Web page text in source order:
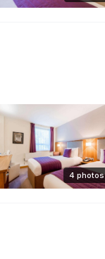
4 photos